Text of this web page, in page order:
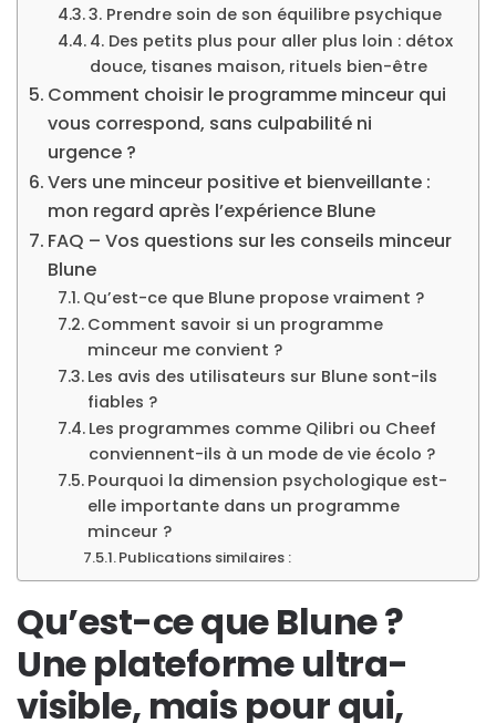
3. Prendre soin de son équilibre psychique
4. Des petits plus pour aller plus loin : détox
douce, tisanes maison, rituels bien-être
Comment choisir le programme minceur qui
vous correspond, sans culpabilité ni
urgence ?
Vers une minceur positive et bienveillante :
mon regard après l’expérience Blune
FAQ – Vos questions sur les conseils minceur
Blune
Qu’est-ce que Blune propose vraiment ?
Comment savoir si un programme
minceur me convient ?
Les avis des utilisateurs sur Blune sont-ils
fiables ?
Les programmes comme Qilibri ou Cheef
conviennent-ils à un mode de vie écolo ?
Pourquoi la dimension psychologique est-
elle importante dans un programme
minceur ?
Publications similaires :
Qu’est-ce que Blune ?
Une plateforme ultra-
visible, mais pour qui,